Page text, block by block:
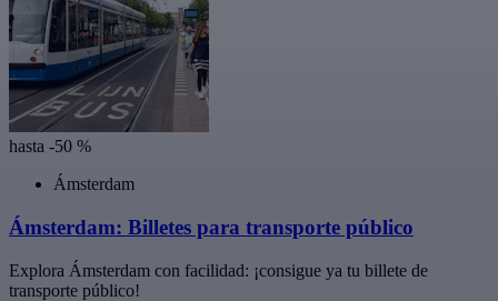
hasta -50 %
Ámsterdam
Ámsterdam: Billetes para transporte público
Explora Ámsterdam con facilidad: ¡consigue ya tu billete de
transporte público!